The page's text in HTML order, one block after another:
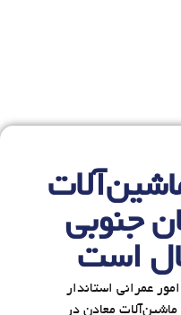
جنوبی
عمرانی استاندار
معادن در